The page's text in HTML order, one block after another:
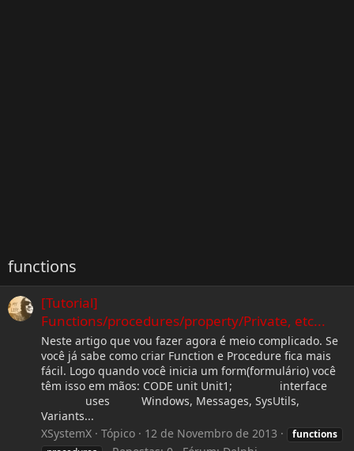
functions
[Tutorial]
Functions/procedures/property/Private, etc...
Neste artigo que vou fazer agora é meio complicado. Se
você já sabe como criar Function e Procedure fica mais
fácil. Logo quando você inicia um form(formulário) você
têm isso em mãos: CODE unit Unit1; interface
uses Windows, Messages, SysUtils,
Variants...
XSystemX
Tópico 12 de Novembro de 2013
functions